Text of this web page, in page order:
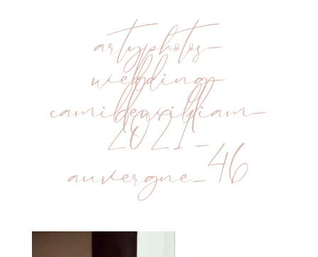
artyphotos-
wedding-
camillewilliam-
2021-
auvergne_46